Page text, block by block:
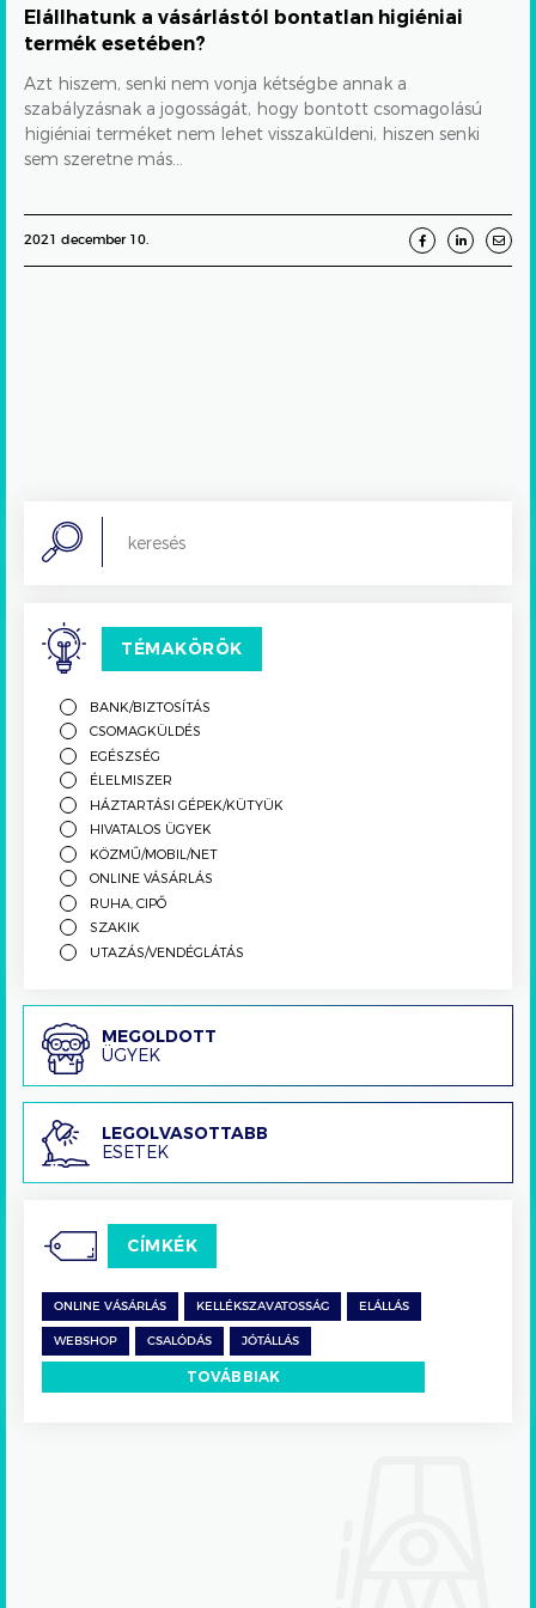
WEBSHOP
Elállhatunk a vásárlástól bontatlan higiéniai
termék esetében?
Azt hiszem, senki nem vonja kétségbe annak a
szabályzásnak a jogosságát, hogy bontott csomagolású
higiéniai terméket nem lehet visszaküldeni, hiszen senki
sem szeretne más...
2021 december 10.
Search
TÉMAKÖRÖK
BANK/BIZTOSÍTÁS
CSOMAGKÜLDÉS
EGÉSZSÉG
ÉLELMISZER
HÁZTARTÁSI GÉPEK/KÜTYÜK
HIVATALOS ÜGYEK
KÖZMŰ/MOBIL/NET
ONLINE VÁSÁRLÁS
RUHA, CIPŐ
SZAKIK
UTAZÁS/VENDÉGLÁTÁS
Megoldott
ügyek
MEGOLDOTT
ÜGYEK
Legolvasottabb
esetek
LEGOLVASOTTABB
ESETEK
CÍMKÉK
ONLINE VÁSÁRLÁS KELLÉKSZAVATOSSÁG ELÁLLÁS
WEBSHOP CSALÓDÁS JÓTÁLLÁS
TOVÁBBIAK